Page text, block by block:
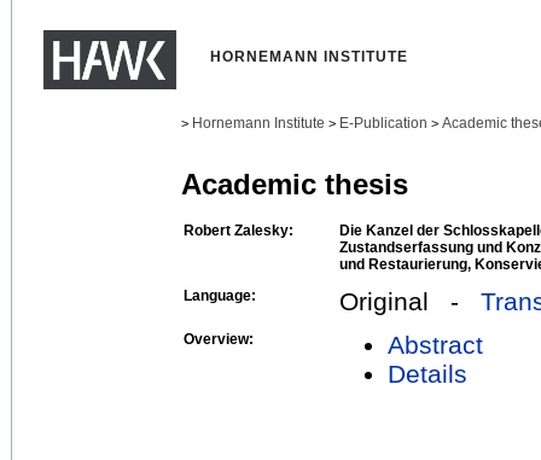
HORNEMANN INSTITUTE
> Hornemann Institute > E-Publication > Academic
Academic thesis
Robert Zalesky:
Die Kanzel der
Zustandserfassung und
und Restaurierung,
Language:
Original -
Overview:
Abstract
Details